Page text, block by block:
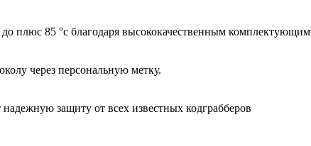
плюс 85 °с благодаря высококачественным комплектующим
через персональную метку.
защиту от всех известных кодграбберов